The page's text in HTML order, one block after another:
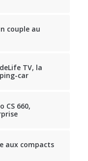
couple au
TV, la
car
CS 660,
aux compacts